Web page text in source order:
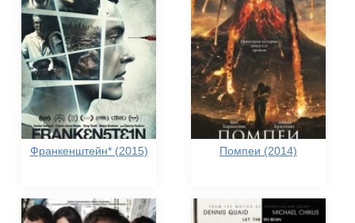
Франкенштейн* (2015) Помпеи (2014)